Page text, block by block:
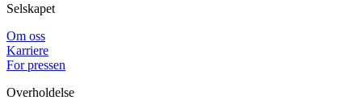
Selskapet
Om oss
Karriere
For pressen
Overholdelse